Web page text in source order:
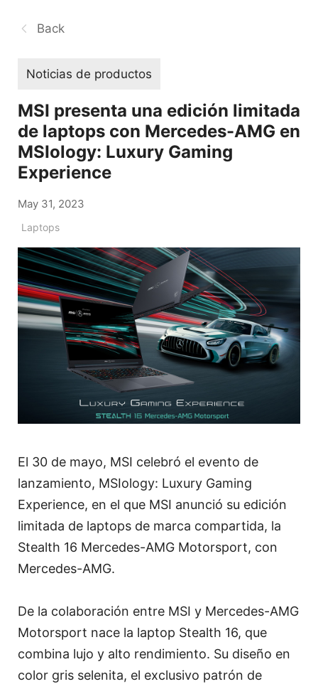
Back
Noticias de productos
MSI presenta una edición limitada
de laptops con Mercedes-AMG en
MSIology: Luxury Gaming
Experience
May 31, 2023
Laptops
El 30 de mayo, MSI celebró el evento de
lanzamiento, MSIology: Luxury Gaming
Experience, en el que MSI anunció su edición
limitada de laptops de marca compartida, la
Stealth 16 Mercedes-AMG Motorsport, con
Mercedes-AMG.
De la colaboración entre MSI y Mercedes-AMG
Motorsport nace la laptop Stealth 16, que
combina lujo y alto rendimiento. Su diseño en
color gris selenita, el exclusivo patrón de